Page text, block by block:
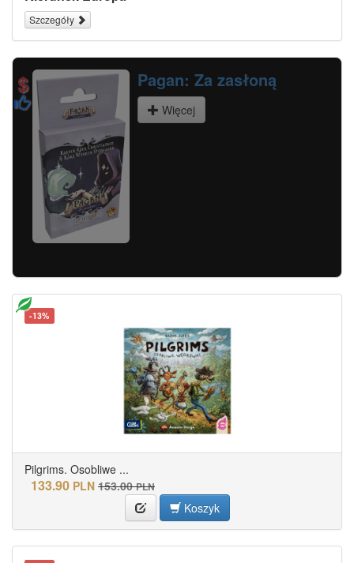
Szczegóły
Marvel Champions: Fear No Evil
Expansion
-13%
Pilgrims. Osobliwe ...
133.90 PLN 153.00 PLN
Koszyk